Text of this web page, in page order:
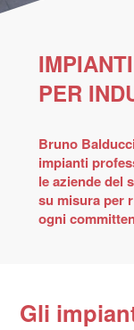
PER
Bruno
impianti
le aziende del
su misura per
ogni
Gli